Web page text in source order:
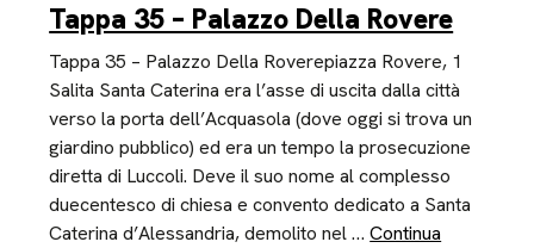
Tappa 35 – Palazzo Della Rovere
Tappa 35 – Palazzo Della Roverepiazza Rovere, 1
Salita Santa Caterina era l’asse di uscita dalla città
verso la porta dell’Acquasola (dove oggi si trova un
giardino pubblico) ed era un tempo la prosecuzione
diretta di Luccoli. Deve il suo nome al complesso
duecentesco di chiesa e convento dedicato a Santa
Caterina d’Alessandria, demolito nel …Continua